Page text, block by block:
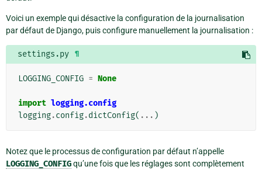
Voici un exemple qui désactive la configuration de la journalisation
par défaut de Django, puis configure manuellement la journalisation :
settings.py ¶
LOGGING_CONFIG = None
import logging.config
logging.config.dictConfig( ... )
Notez que le processus de configuration par défaut n’appelle
LOGGING_CONFIGqu’une fois que les réglages sont complètement